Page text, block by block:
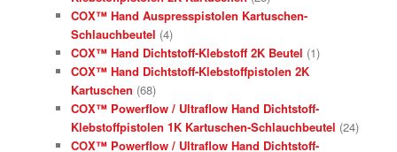
COX™ Hand Auspresspistolen Kartuschen-
Schlauchbeutel (4)
COX™ Hand Dichtstoff-Klebstoff 2K Beutel (1)
COX™ Hand Dichtstoff-Klebstoffpistolen 2K
Kartuschen (68)
COX™ Powerflow / Ultraflow Hand Dichtstoff-
Klebstoffpistolen 1K Kartuschen-Schlauchbeutel (24)
COX™ Powerflow / Ultraflow Hand Dichtstoff-